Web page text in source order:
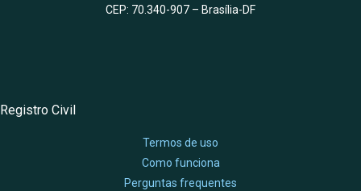
CEP: 70.340-907 – Brasília-DF
Registro Civil
Termos de uso
Como funciona
Perguntas frequentes